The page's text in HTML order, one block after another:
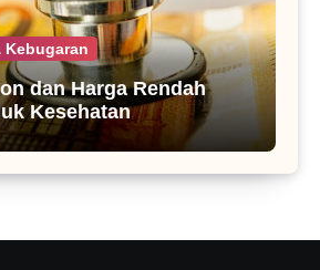
Kebugaran
dan Harga Rendah
Kesehatan